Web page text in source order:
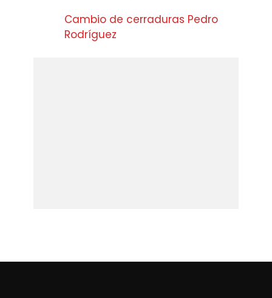
Cambio de cerraduras Pedro
Rodríguez